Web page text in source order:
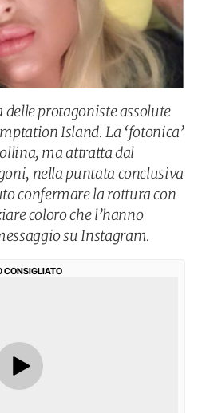
protagoniste assolute
Island. La ‘fotonica’
ma attratta dal
nella puntata conclusiva
confermare la rottura con
coloro che l’hanno
su Instagram.
CONSIGLIATO